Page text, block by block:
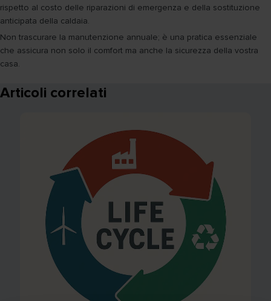
rispetto al costo delle riparazioni di emergenza e della sostituzione
anticipata della caldaia.
Non trascurare la manutenzione annuale; è una pratica essenziale
che assicura non solo il comfort ma anche la sicurezza della vostra
casa.
Articoli correlati